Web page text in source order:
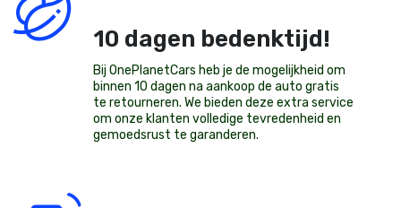
10 dagen bedenktijd!
Bij OnePlanetCars heb je de mogelijkheid om
binnen 10 dagen na aankoop de auto gratis
te retourneren. We bieden deze extra service
om onze klanten volledige tevredenheid en
gemoedsrust te garanderen.